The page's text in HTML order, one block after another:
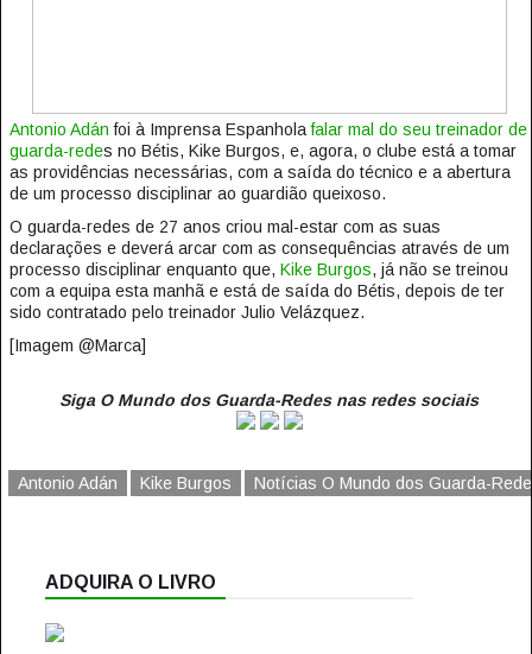
Antonio Adán foi à Imprensa Espanholafalar mal do seu treinador de
guarda-redes no Bétis, Kike Burgos, e, agora, o clube está a tomar
as providências necessárias, com a saída do técnico e a abertura
de um processo disciplinar ao guardião queixoso.
O guarda-redes de 27 anos criou mal-estar com as suas
declarações e deverá arcar com as consequências através de um
processo disciplinar enquanto que, Kike Burgos, já não se treinou
com a equipa esta manhã e está de saída do Bétis, depois de ter
sido contratado pelo treinador Julio Velázquez.
[Imagem @Marca]
Siga O Mundo dos Guarda-Redes nas redes sociais
Antonio Adán Kike Burgos Notícias O Mundo dos Guarda-
ADQUIRA O LIVRO